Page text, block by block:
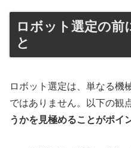
ロボット選定の前
と
ロボット選定は、単なる機
ではありません。以下の観
うかを見極めることがポイ